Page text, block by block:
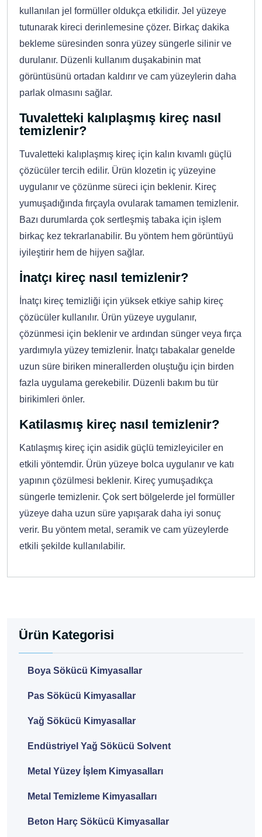
kullanılan jel formüller oldukça etkilidir. Jel yüzeye
tutunarak kireci derinlemesine çözer. Birkaç dakika
bekleme süresinden sonra yüzey süngerle silinir ve
durulanır. Düzenli kullanım duşakabinin mat
görüntüsünü ortadan kaldırır ve cam yüzeylerin daha
parlak olmasını sağlar.
Tuvaletteki kalıplaşmış kireç nasıl
temizlenir?
Tuvaletteki kalıplaşmış kireç için kalın kıvamlı güçlü
çözücüler tercih edilir. Ürün klozetin iç yüzeyine
uygulanır ve çözünme süreci için beklenir. Kireç
yumuşadığında fırçayla ovularak tamamen temizlenir.
Bazı durumlarda çok sertleşmiş tabaka için işlem
birkaç kez tekrarlanabilir. Bu yöntem hem görüntüyü
iyileştirir hem de hijyen sağlar.
İnatçı kireç nasıl temizlenir?
İnatçı kireç temizliği için yüksek etkiye sahip kireç
çözücüler kullanılır. Ürün yüzeye uygulanır,
çözünmesi için beklenir ve ardından sünger veya fırça
yardımıyla yüzey temizlenir. İnatçı tabakalar genelde
uzun süre biriken minerallerden oluştuğu için birden
fazla uygulama gerekebilir. Düzenli bakım bu tür
birikimleri önler.
Katilasmış kireç nasıl temizlenir?
Katılaşmış kireç için asidik güçlü temizleyiciler en
etkili yöntemdir. Ürün yüzeye bolca uygulanır ve katı
yapının çözülmesi beklenir. Kireç yumuşadıkça
süngerle temizlenir. Çok sert bölgelerde jel formüller
yüzeye daha uzun süre yapışarak daha iyi sonuç
verir. Bu yöntem metal, seramik ve cam yüzeylerde
etkili şekilde kullanılabilir.
Ürün Kategorisi
Boya Sökücü Kimyasallar
Pas Sökücü Kimyasallar
Yağ Sökücü Kimyasallar
Endüstriyel Yağ Sökücü Solvent
Metal Yüzey İşlem Kimyasalları
Metal Temizleme Kimyasalları
Beton Harç Sökücü Kimyasallar